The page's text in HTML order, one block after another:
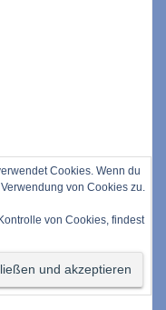
Cookies. Wenn du
von Cookies zu.
von Cookies, findest